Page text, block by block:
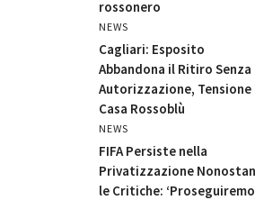
rossonero
NEWS
Cagliari: Esposito
Abbandona il Ritiro Senza
Autorizzazione, Tensione
Casa Rossoblù
NEWS
FIFA Persiste nella
Privatizzazione
le Critiche: ‘Proseguiremo